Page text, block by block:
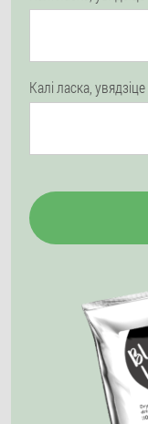
Калі ласка,